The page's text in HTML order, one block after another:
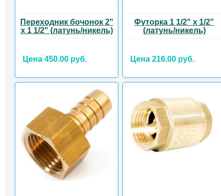
Переходник бочонок 2"
х 1 1/2" (латунь/никель)
Цена 450.00 руб.
Футорка 1 1/2" х 1/2"
(латунь/никель)
Цена 216.00 руб.